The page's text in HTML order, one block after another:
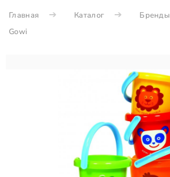
Главная Каталог
Бренды
Gowi